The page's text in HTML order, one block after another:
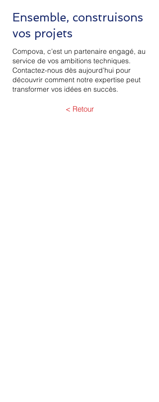
Ensemble, construisons
vos projets
Compova, c’est un partenaire engagé, au
service de vos ambitions techniques.
Contactez-nous dès aujourd’hui pour
découvrir comment notre expertise peut
transformer vos idées en succès.
< Retour